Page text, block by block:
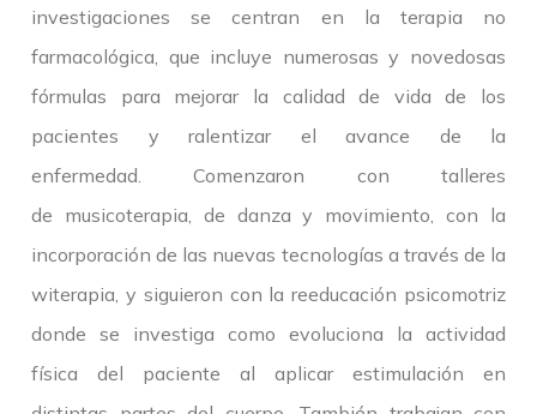
investigaciones se centran en la terapia no
farmacológica, que incluye numerosas y novedosas
fórmulas para mejorar la calidad de vida de los
pacientes y ralentizar el avance de la
enfermedad. Comenzaron con talleres
de musicoterapia, de danza y movimiento, con la
incorporación de las nuevas tecnologías a través de la
witerapia, y siguieron con la reeducación psicomotriz
donde se investiga como evoluciona la actividad
física del paciente al aplicar estimulación en